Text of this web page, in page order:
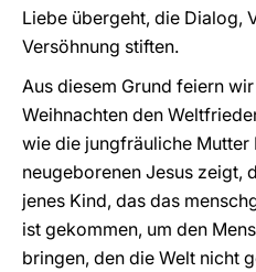
Liebe übergeht, die Dialog,
Versöhnung stiften.
Aus diesem Grund feiern
Weihnachten den
wie die jungfräuliche Mutter
neugeborenen Jesus zeigt,
jenes Kind, das das
ist gekommen, um den
bringen, den die Welt nicht